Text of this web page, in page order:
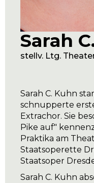
Sarah
stellv. Ltg.
Sarah C. Kuhn
schnupperte
Extrachor. Sie
Pike auf"
Praktika am
Staatsoperette
Staatsoper
Sarah C. Kuhn